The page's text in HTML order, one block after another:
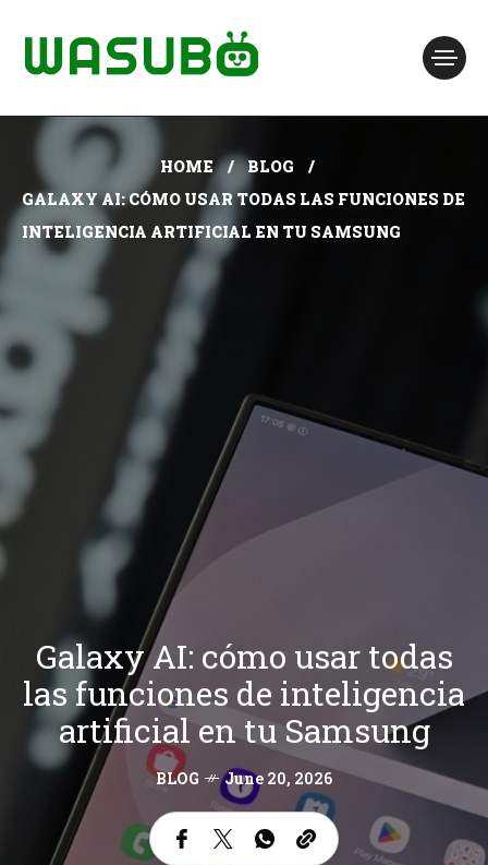
HOME
BLOG
GALAXY AI: CÓMO USAR TODAS LAS FUNCIONES DE
INTELIGENCIA ARTIFICIAL EN TU SAMSUNG
Galaxy AI: cómo usar todas
las funciones de inteligencia
artificial en tu Samsung
BLOG June 20, 2026